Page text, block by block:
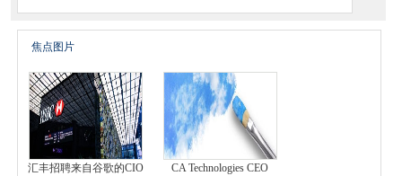
焦点图片
汇丰招聘来自谷歌的CIO
CA Technologies CEO